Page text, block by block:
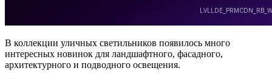
В коллекции уличных светильников появилось много
интересных новинок для ландшафтного, фасадного,
архитектурного и подводного освещения.